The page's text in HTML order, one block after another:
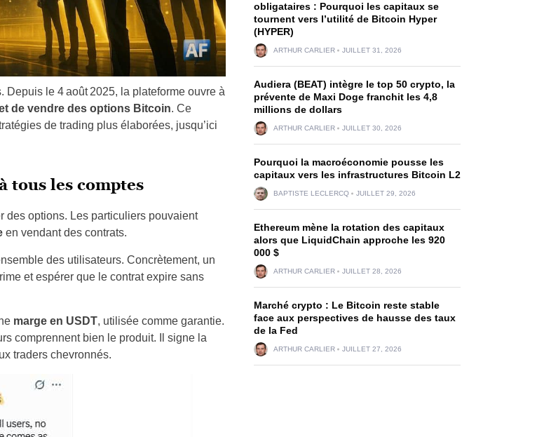
le 4 août 2025, la plateforme ouvre à
de vendre des options Bitcoin. Ce
de trading plus élaborées, jusqu’ici
tous les comptes
des options. Les particuliers pouvaient
en vendant des contrats.
des utilisateurs. Concrètement, un
et espérer que le contrat expire sans
marge en USDT, utilisée comme garantie.
comprennent bien le produit. Il signe la
traders chevronnés.
obligataires : Pourquoi les capitaux se
tournent vers l’utilité de Bitcoin Hyper
(HYPER)
ARTHUR CARLIER JUILLET 31, 2026
Audiera (BEAT) intègre le top 50 crypto, la
prévente de Maxi Doge franchit les 4,8
millions de dollars
ARTHUR CARLIER JUILLET 30, 2026
Pourquoi la macroéconomie pousse les
capitaux vers les infrastructures Bitcoin L2
BAPTISTE LECLERCQ JUILLET 29, 2026
Ethereum mène la rotation des capitaux
alors que LiquidChain approche les 920
000 $
ARTHUR CARLIER JUILLET 28, 2026
Marché crypto : Le Bitcoin reste stable
face aux perspectives de hausse des taux
de la Fed
ARTHUR CARLIER JUILLET 27, 2026